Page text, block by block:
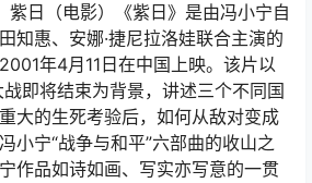
紫日（电影）《紫日》是由冯小宁自
知惠、安娜·捷尼拉洛娃联合主演的
年4月11日在中国上映。该片以
即将结束为背景，讲述三个不同国
大的生死考验后，如何从敌对变成
小宁“战争与和平”六部曲的收山之
作品如诗如画、写实亦写意的一贯